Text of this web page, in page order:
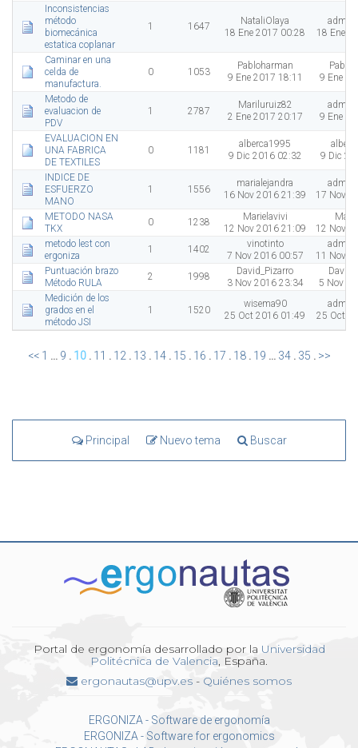
Inconsistencias
método
biomecánica
estatica coplanar
1 1647
NataliOlaya
18 Ene 2017 00:28
18 Ene
Caminar en una
celda de
manufactura.
0 1053
Pabloharman
9 Ene 2017 18:11
9 Ene
Metodo de
evaluacion de
PDV
1 2787
Mariluruiz82
2 Ene 2017 20:17
9 Ene
EVALUACION EN
UNA FABRICA
DE TEXTILES
0 1181
alberca1995
9 Dic 2016 02:32
9 Dic
INDICE DE
ESFUERZO
MANO
1 1556
marialejandra
16 Nov 2016 21:39
17 Nov
METODO NASA
TKX
0 1238
Marielavivi
12 Nov 2016 21:09
12 Nov
metodo lest con
ergoniza
1 1402
vinotinto
7 Nov 2016 00:57
11 Nov
Puntuación brazo
Método RULA
2 1998
David_Pizarro
3 Nov 2016 23:34
5 Nov
Medición de los
grados en el
método JSI
1 1520
wisema90
25 Oct 2016 01:49
25 Oct
<< 1 ... 9 . 10. 11 . 12 . 13 . 14. 15 . 16 . 17 . 18. 19 ... 34. 35 . >>
Principal Nuevo tema Buscar
Portal de ergonomía desarrollado por la Universidad
Politécnica de Valencia, España.
ergonautas@upv.es - Quiénes somos
ERGONIZA - Software de ergonomía
ERGONIZA - Software for ergonomics